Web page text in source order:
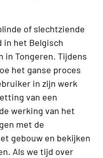
of slechtziende
in het Belgisch
in Tongeren. Tijdens
het ganse proces
in zijn werk
van een
werking van het
met de
gebouw en bekijken
Als we tijd over